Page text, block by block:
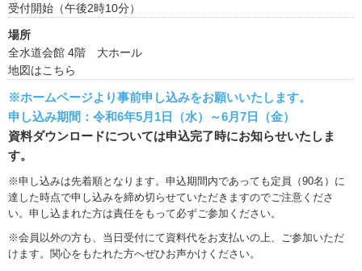
受付開始（午後2時10分）
場所
全水道会館 4階 大ホール
地図はこちら
※ホームページより事前申し込みをお願いいたします。
申し込み期間：令和6年5月1日（水）～6月7日（金）
資料ダウンロードについては申込完了時にお知らせいたしま
す。
※申し込みは先着順となります。申込期間内であっても定員（90名）に
達した時点で申し込みを締め切らせていただきますのでご注意くださ
い。申し込まれた方は責任をもって必ずご参加ください。
※会員以外の方も、当日受付にて資料代をお支払いの上、ご参加いただ
けます。関心をもたれた方へぜひお声かけください。